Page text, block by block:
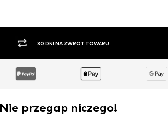
PŁATNOŚĆ ZA POBRANIEM
Nie przegap niczego!